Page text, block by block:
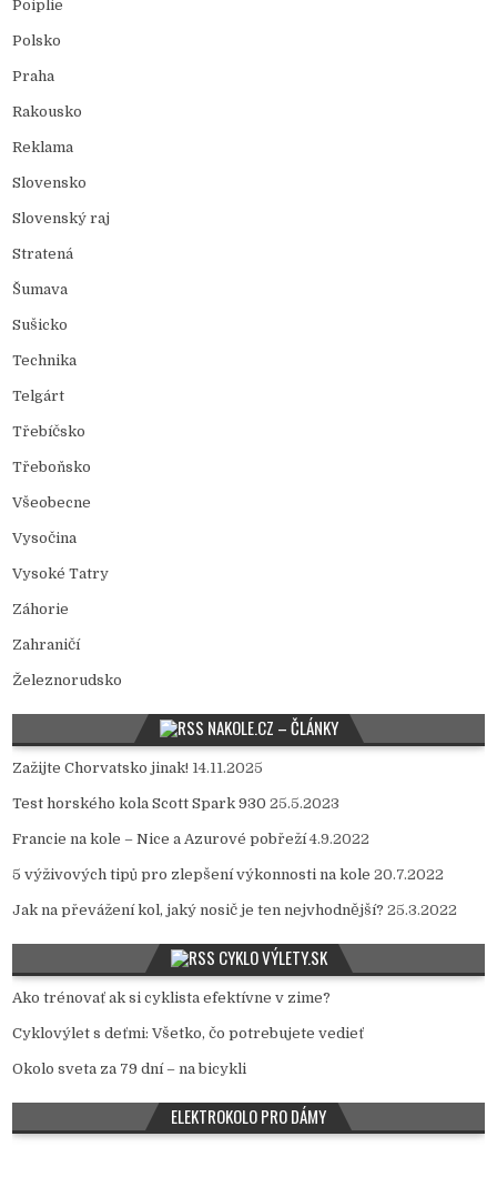
Poiplie
Polsko
Praha
Rakousko
Reklama
Slovensko
Slovenský raj
Stratená
Šumava
Sušicko
Technika
Telgárt
Třebíčsko
Třeboňsko
Všeobecne
Vysočina
Vysoké Tatry
Záhorie
Zahraničí
Železnorudsko
NAKOLE.CZ – ČLÁNKY
Zažijte Chorvatsko jinak! 14.11.2025
Test horského kola Scott Spark 930 25.5.2023
Francie na kole – Nice a Azurové pobřeží 4.9.2022
5 výživových tipů pro zlepšení výkonnosti na kole 20.7.2022
Jak na převážení kol, jaký nosič je ten nejvhodnější? 25.3.2022
CYKLO VÝLETY.SK
Ako trénovať ak si cyklista efektívne v zime?
Cyklovýlet s deťmi: Všetko, čo potrebujete vedieť
Okolo sveta za 79 dní – na bicykli
ELEKTROKOLO PRO DÁMY